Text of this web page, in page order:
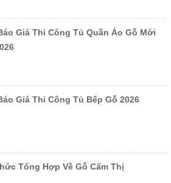
Giá Thi Công Tủ Quần Áo Gỗ Mới
Giá Thi Công Tủ Bếp Gỗ 2026
Tổng Hợp Về Gỗ Cẩm Thị